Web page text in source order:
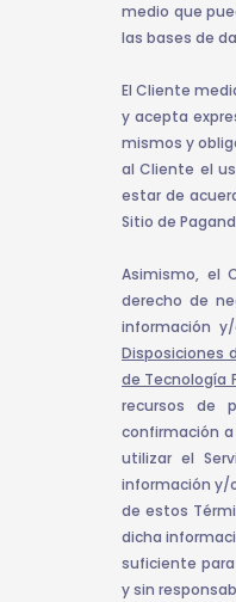
medio que
las bases de
El Cliente
y acepta
mismos y
al Cliente el
estar de
Sitio de
Asimismo, el
derecho de
información
Disposiciones
de Tecnología
recursos de
confirmación
utilizar el
información y/
de estos
dicha
suficiente
y sin